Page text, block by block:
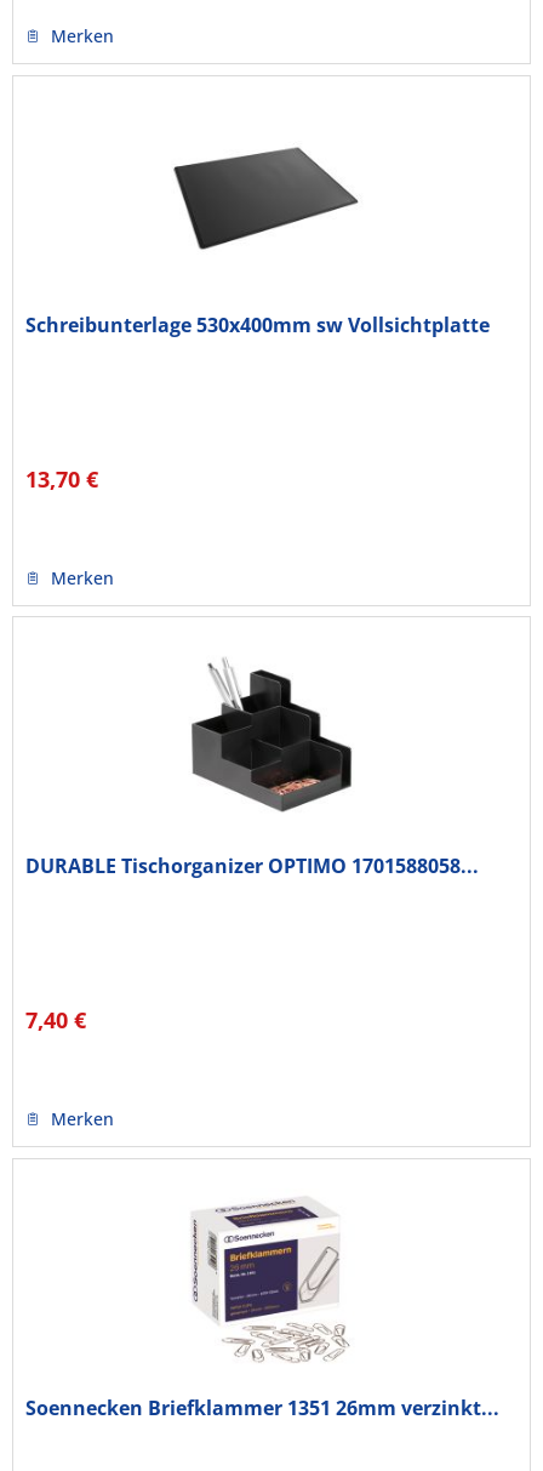
Merken
Schreibunterlage 530x400mm sw Vollsichtplatte
13,70 €
Merken
DURABLE Tischorganizer OPTIMO 1701588058...
7,40 €
Merken
Soennecken Briefklammer 1351 26mm verzinkt...